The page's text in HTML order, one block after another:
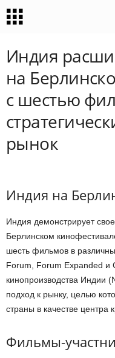
Индия
на
с шестью
рынок
Индия на
Индия демонстрирует
Берлинском
шесть фильмов в
Forum, Forum Expanded и
кинопроизводства Индии
подход к рынку, целью
страны в качестве центра
Фильмы-